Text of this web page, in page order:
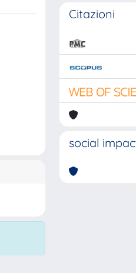
Citazioni
social